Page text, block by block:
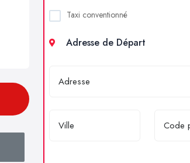
Taxi conventionné
Adresse de Départ